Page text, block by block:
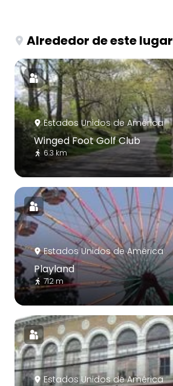
Alrededor de este lugar
Estados Unidos de América
Winged Foot Golf Club
6.3 km
Estados Unidos de América
Playland
712 m
Estados Unidos de América